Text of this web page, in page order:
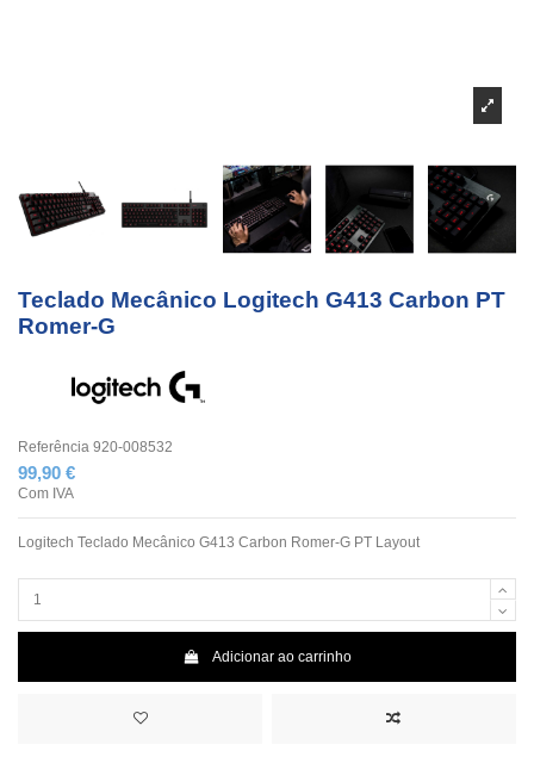
Teclado Mecânico Logitech G413 Carbon PT
Romer-G
Referência 920-008532
99,90 €
Com IVA
Logitech Teclado Mecânico G413 Carbon Romer-G PT Layout
Adicionar ao carrinho